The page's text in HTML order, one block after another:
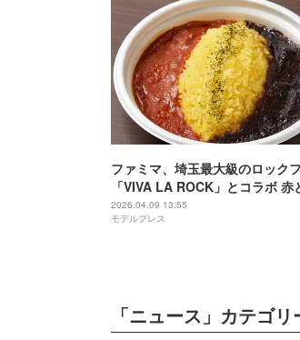
ファミマ、埼玉最大級のロック
「VIVA LA ROCK」とコラボ 赤
ロックな強演「レッド＆ブラック
ー」登場
2026.04.09 13:55
モデルプレス
「ニュース」カテゴ